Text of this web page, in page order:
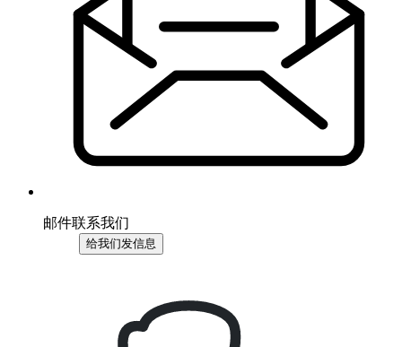
邮件联系我们
给我们发信息